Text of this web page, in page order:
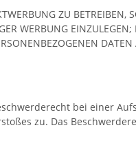
ZU BETREIBEN,
WERBUNG
bei einer
zu. Das